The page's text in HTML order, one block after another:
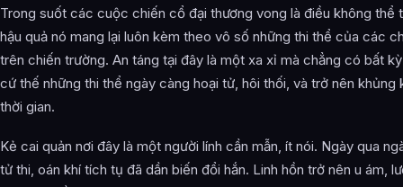
Trong suốt các cuộc chiến cổ đại thương vong là điều không thể
hậu quả nó mang lại luôn kèm theo vô số những thi thể của các
trên chiến trường. An táng tại đây là một xa xỉ mà chẳng có bất
cứ thế những thi thể ngày càng hoại tử, hôi thối, và trở nên khủng
thời gian.
Kẻ cai quản nơi đây là một người lính cần mẫn, ít nói. Ngày qua
tử thi, oán khí tích tụ đã dần biến đổi hắn. Linh hồn trở nên u ám,